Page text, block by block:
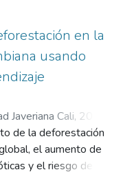
en la
usando
Javeriana Cali, 2023
; Otero Martínez,
de la deforestación
el aumento de
y el riesgo de